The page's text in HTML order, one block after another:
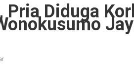
Pria Diduga